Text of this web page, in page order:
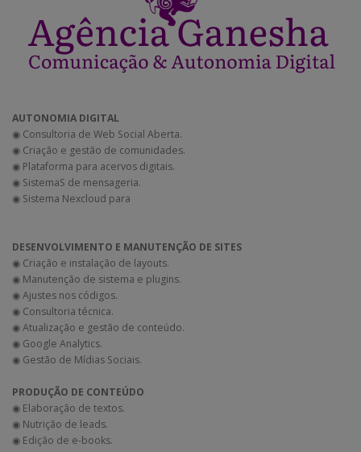
AUTONOMIA DIGITAL
◉ Consultoria de Web Social Aberta.
◉ Criação e gestão de comunidades.
◉ Plataforma para acervos digitais.
◉ SistemaS de mensageria.
◉ Sistema Nexcloud para
DESENVOLVIMENTO E MANUTENÇÃO DE SITES
◉ Criação e instalação de layouts.
◉ Manutenção de sistema e plugins.
◉ Ajustes nos códigos.
◉ Consultoria técnica.
◉ Atualização e gestão de conteúdo.
◉ Google Analytics.
◉ Gestão de Mídias Sociais.
PRODUÇÃO DE CONTEÚDO
◉ Elaboração de textos.
◉ Nutrição de leads.
◉ Edição de e-books.